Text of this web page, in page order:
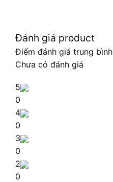
Đánh giá product
Điểm đánh giá trung bình
Chưa có đánh giá
5
0
4
0
3
0
2
0